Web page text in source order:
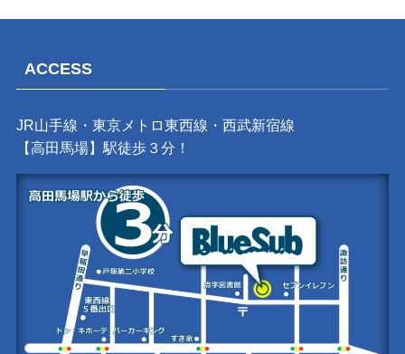
ACCESS
JR山手線・東京メトロ東西線・西武新宿線
【高田馬場】駅徒歩３分！